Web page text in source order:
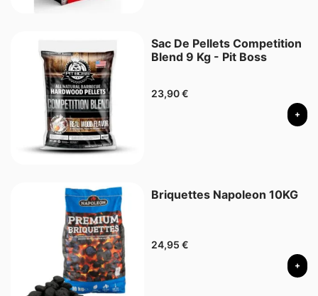
Sac De Pellets Competition
Blend 9 Kg - Pit Boss
23,90€
+
Briquettes Napoleon 10KG
24,95€
+